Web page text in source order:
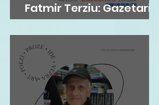
Fatmir Terziu: Gazetari si
kujtesë, poezia si atdhe